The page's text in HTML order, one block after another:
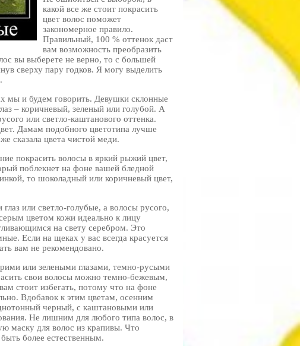
какой все же стоит покрасить
цвет волос поможет
закономерное правило.
Правильный, 100 % оттенок даст
вам возможность преобразить
вы выберете не верно, то с большей
сверху пару годков. Я могу выделить
мы и будем говорить. Девушки склонные
– коричневый, зеленый или голубой. А
или светло-каштанового оттенка.
Дамам подобного цветотипа лучше
сказала цвета чистой меди.
покрасить волосы в яркий рыжий цвет,
поблекнет на фоне вашей бледной
то шоколадный или коричневый цвет,
или светло-голубые, а волосы русого,
цветом кожи идеально к лицу
на свету серебром. Это
Если на щеках у вас всегда красуется
вам не рекомендовано.
или зелеными глазами, темно-русыми
свои волосы можно темно-бежевым,
стоит избегать, потому что на фоне
Вдобавок к этим цветам, осенним
черный, с каштановыми или
Не лишним для любого типа волос, в
маску для волос из крапивы. Что
более естественным.